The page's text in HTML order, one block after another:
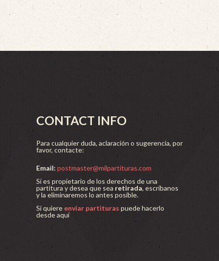
CONTACT INFO
Para cualquier duda, aclaración o sugerencia, por
favor, contacte:
Email: postmaster@milpartituras.com
Si es propietario de los derechos de una
partitura y desea que sea retirada, escríbanos
y la eliminaremos lo antes posible.
Si quiere enviar partituras puede hacerlo
desde aquí